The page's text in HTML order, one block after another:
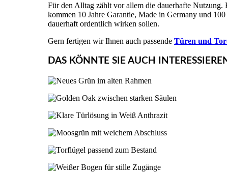
Für den Alltag zählt vor allem die dauerhafte
kommen 10 Jahre Garantie, Made in Germany und
dauerhaft ordentlich wirken sollen.
Gern fertigen wir Ihnen auch passende Türen und
DAS KÖNNTE SIE AUCH